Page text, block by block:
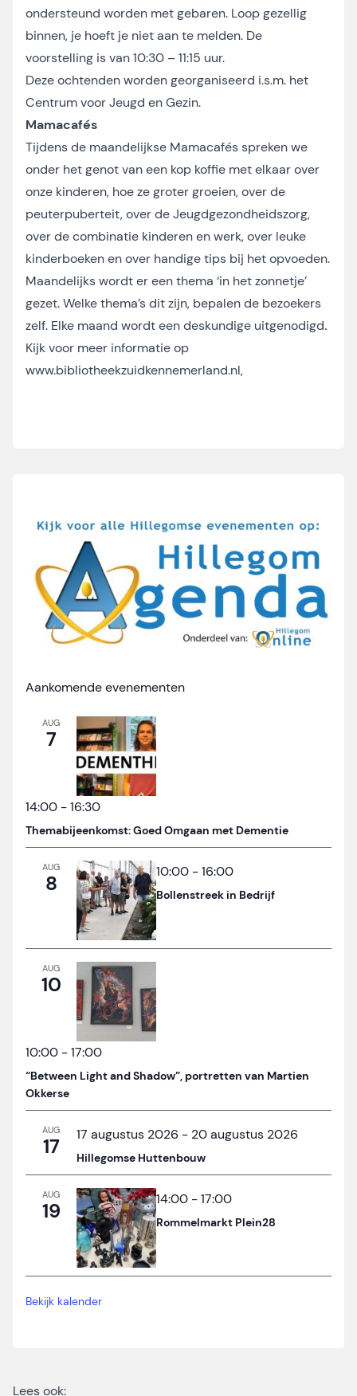
ondersteund worden met gebaren. Loop gezellig
binnen, je hoeft je niet aan te melden. De
voorstelling is van 10:30 – 11:15 uur.
Deze ochtenden worden georganiseerd i.s.m. het
Centrum voor Jeugd en Gezin.
Mamacafés
Tijdens de maandelijkse Mamacafés spreken we
onder het genot van een kop koffie met elkaar over
onze kinderen, hoe ze groter groeien, over de
peuterpuberteit, over de Jeugdgezondheidszorg,
over de combinatie kinderen en werk, over leuke
kinderboeken en over handige tips bij het opvoeden.
Maandelijks wordt er een thema ‘in het zonnetje’
gezet. Welke thema’s dit zijn, bepalen de bezoekers
zelf. Elke maand wordt een deskundige uitgenodigd.
Kijk voor meer informatie op
www.bibliotheekzuidkennemerland.nl,
Aankomende evenementen
AUG
7
14:00 -16:30
Themabijeenkomst: Goed Omgaan met Dementie
AUG
8 10:00 -16:00
Bollenstreek in Bedrijf
AUG
10
10:00 -17:00
“Between Light and Shadow”, portretten van Martien
Okkerse
AUG
17 17 augustus 2026 - 20 augustus 2026
Hillegomse Huttenbouw
AUG
19 14:00 -17:00
Rommelmarkt Plein28
Bekijk kalender
Lees ook: